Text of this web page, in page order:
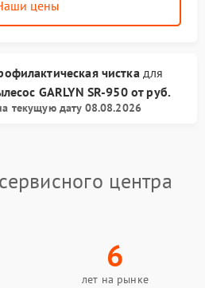
цены
чисткадля
GARLYN SR-950 от руб.
текущую дату 08.08.2026
центра
6
лет на рынке